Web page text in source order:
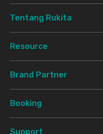
Tentang Rukita
Resource
Brand Partner
Booking
Support